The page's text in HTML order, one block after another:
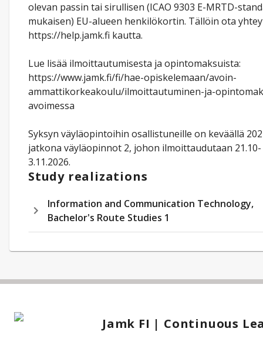
olevan passin tai sirullisen (ICAO 9303 E-MRTD-
mukaisen) EU-alueen henkilökortin. Tällöin ota
https://help.jamk.fi kautta.
Lue lisää ilmoittautumisesta ja opintomaksuista:
https://www.jamk.fi/fi/hae-opiskelemaan/avoin-
ammattikorkeakoulu/ilmoittautuminen-ja-
avoimessa
Syksyn väyläopintoihin osallistuneille on keväällä
jatkona väyläopinnot 2, johon ilmoittaudutaan 21.10-
3.11.2026.
Study realizations
Information and Communication Technology,
Bachelor's Route Studies 1
Jamk FI | Continuous